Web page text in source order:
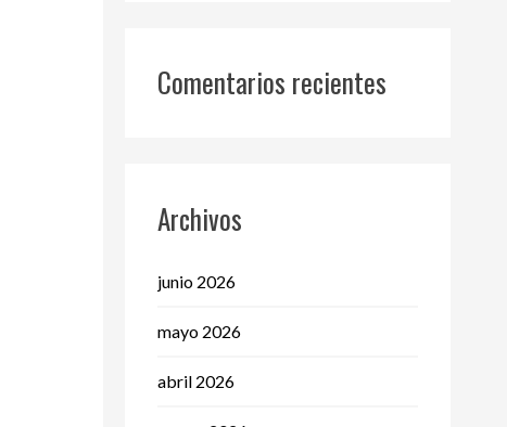
Comentarios recientes
Archivos
junio 2026
mayo 2026
abril 2026